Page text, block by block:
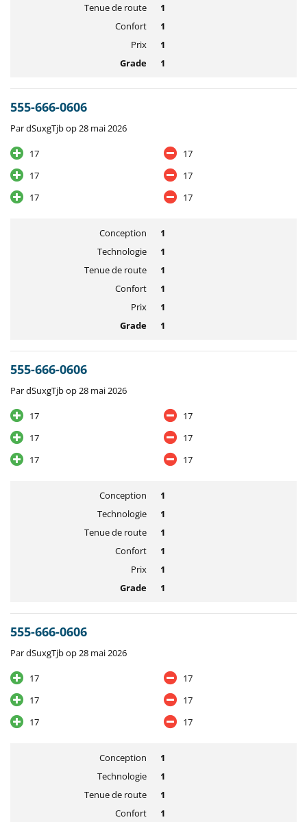
Tenue de route
1
Confort
1
Prix
1
Grade
1
555-666-0606
Par dSuxgTjb op 28 mai 2026
17
17
17
17
17
17
Conception
1
Technologie
1
Tenue de route
1
Confort
1
Prix
1
Grade
1
555-666-0606
Par dSuxgTjb op 28 mai 2026
17
17
17
17
17
17
Conception
1
Technologie
1
Tenue de route
1
Confort
1
Prix
1
Grade
1
555-666-0606
Par dSuxgTjb op 28 mai 2026
17
17
17
17
17
17
Conception
1
Technologie
1
Tenue de route
1
Confort
1